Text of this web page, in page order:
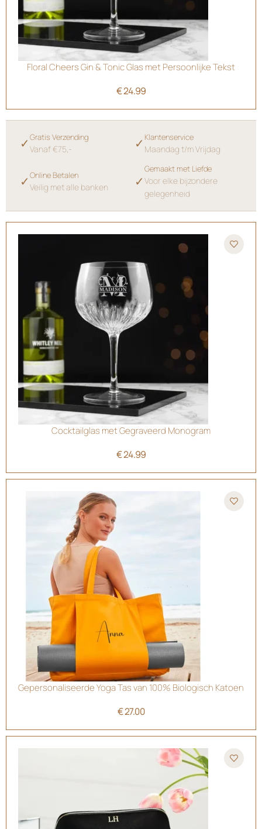
Floral Cheers Gin & Tonic Glas met Persoonlijke Tekst
€24.99
✓ Gratis Verzending
Vanaf €75,- ✓ Klantenservice
Maandag t/m Vrijdag
✓ Online Betalen
Veilig met alle banken ✓
Gemaakt met Liefde
Voor elke bijzondere
gelegenheid
Cocktailglas met Gegraveerd Monogram
€24.99
Gepersonaliseerde Yoga Tas van 100% Biologisch Katoen
€27.00